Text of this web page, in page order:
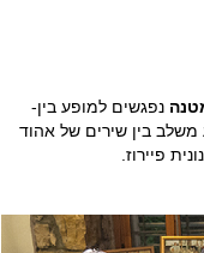
נפגשים למופע בין-
משלב בין שירים של אהוד
פיירוז.